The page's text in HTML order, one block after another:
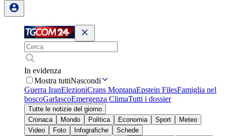
In evidenza
Mostra tuttiNascondi
Guerra IranElezioniCrans MontanaEpstein FilesFamiglia nel
boscoGarlascoEmergenza ClimaTutti i dossier
Tutte le notizie del giorno
Cronaca
Mondo Politica Economia Sport
Meteo
Video
Foto Infografiche
Schede